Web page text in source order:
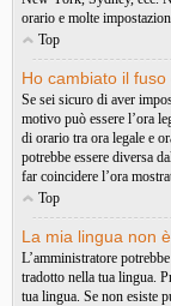
orario e molte
Top
Ho cambiato il
Se sei sicuro di aver
motivo può essere l’ora
di orario tra ora legale e
potrebbe essere diversa
far coincidere l’ora
Top
La mia lingua non
L’amministratore
tradotto nella tua lingua.
tua lingua. Se non esiste